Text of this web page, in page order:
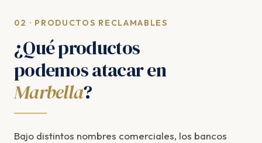
02 · PRODUCTOS RECLAMABLES
¿Qué productos
podemos atacar en
Marbella?
Bajo distintos nombres comerciales, los bancos